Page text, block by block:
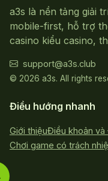
a3s là nền tảng giải
mobile-first, hỗ trợ
casino kiểu casino,
support@a3s.club
© 2026 a3s. All rights
Điều hướng nhanh
Giới thiệuĐiều khoản và
Chơi game có trách